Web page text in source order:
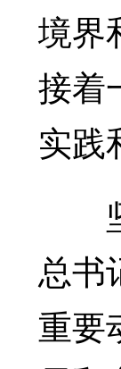
境界
接着
实践
坚
总书
重要